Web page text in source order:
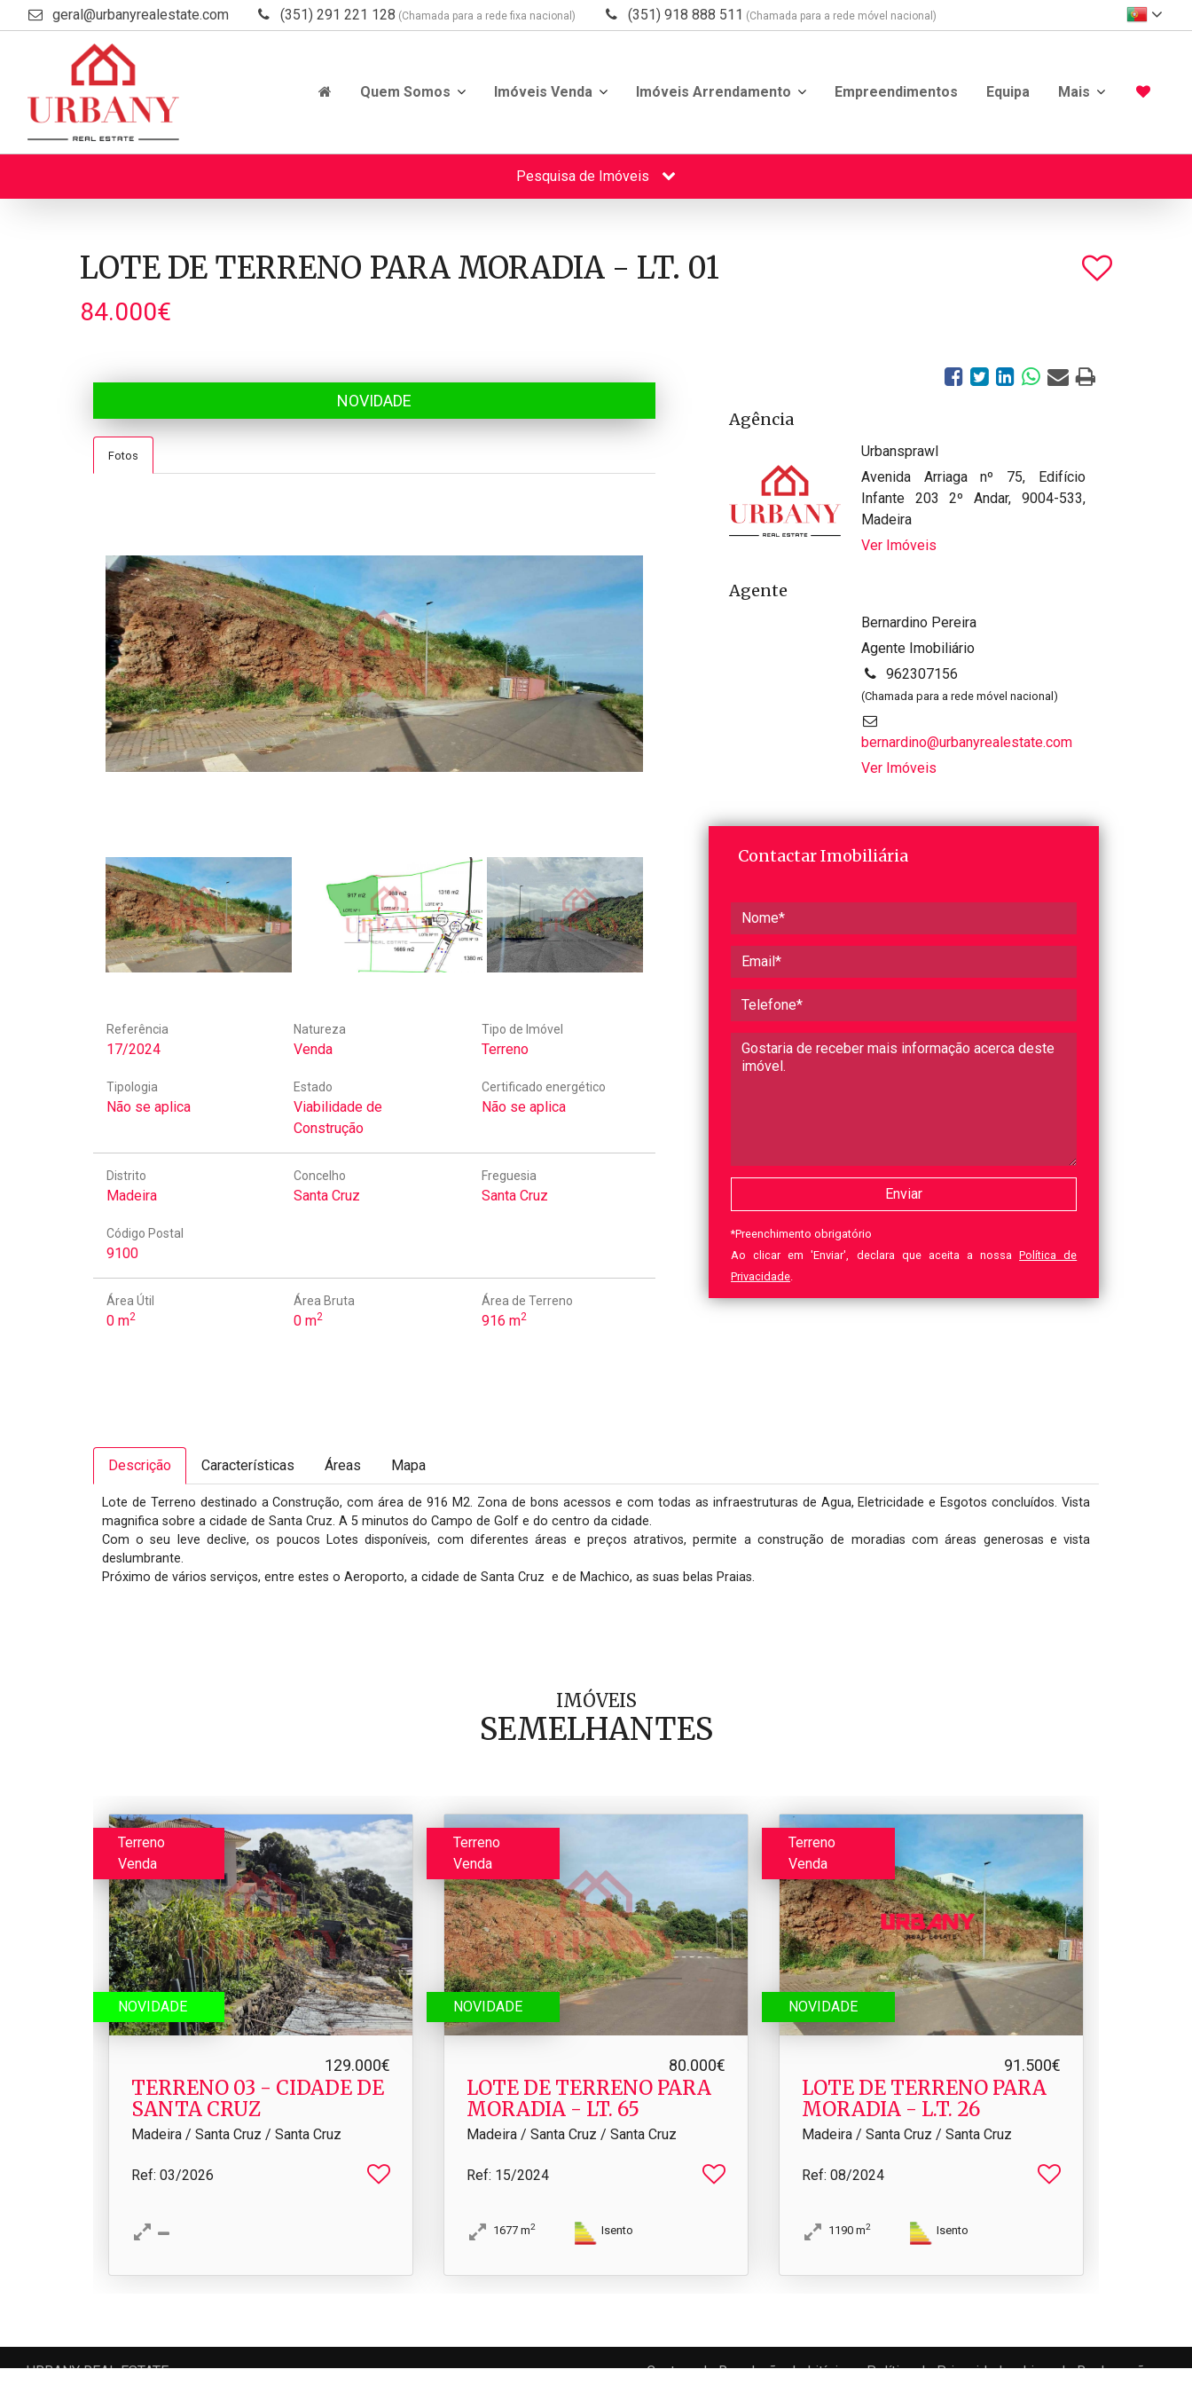
geral@urbanyrealestate.com (351) 291 221 128 (Chamada para a rede fixa nacional) (351) 918 888 511 (Chamada para a rede móvel nacional)
Quem Somos Imóveis Venda Imóveis Arrendamento Empreendimentos Equipa Mais
Pesquisa de Imóveis
LOTE DE TERRENO PARA MORADIA - LT. 01
84.000€
NOVIDADE
Fotos
Referência
17/2024
Natureza
Venda
Tipo de Imóvel
Terreno
Tipologia
Não se aplica
Estado
Viabilidade de
Construção
Certificado energético
Não se aplica
Distrito
Madeira
Concelho
Santa Cruz
Freguesia
Santa Cruz
Código Postal
9100
Área Útil
0 m2
Área Bruta
0 m2
Área de Terreno
916 m2
Agência
Urbansprawl
Avenida Arriaga nº 75, Edifício
Infante 203 2º Andar, 9004-533,
Madeira
Ver Imóveis
Agente
Bernardino Pereira
Agente Imobiliário
962307156
(Chamada para a rede móvel nacional)
bernardino@urbanyrealestate.com
Ver Imóveis
Contactar Imobiliária
*Preenchimento obrigatório
Ao clicar em 'Enviar', declara que aceita a nossaPolítica de
Privacidade.
Descrição Características Áreas Mapa
Lote de Terreno destinado a Construção, com área de 916 M2. Zona de bons acessos e com todas as infraestruturas de Agua, Eletricidade e Esgotos concluídos. Vista
magnifica sobre a cidade de Santa Cruz. A 5 minutos do Campo de Golf e do centro da cidade.
Com o seu leve declive, os poucos Lotes disponíveis, com diferentes áreas e preços atrativos, permite a construção de moradias com áreas generosas e vista
deslumbrante.
Próximo de vários serviços, entre estes o Aeroporto, a cidade de Santa Cruz  e de Machico, as suas belas Praias.
IMÓVEIS
SEMELHANTES
Terreno
Venda
NOVIDADE
129.000€
TERRENO 03 - CIDADE DE
SANTA CRUZ
Madeira / Santa Cruz / Santa Cruz
Ref: 03/2026
Terreno
Venda
NOVIDADE
80.000€
LOTE DE TERRENO PARA
MORADIA - LT.​ 65
Madeira / Santa Cruz / Santa Cruz
Ref: 15/2024
1677 m2 Isento
Terreno
Venda
NOVIDADE
91.500€
LOTE DE TERRENO PARA
MORADIA - L.​T. 26
Madeira / Santa Cruz / Santa Cruz
Ref: 08/2024
1190m2 Isento
URBANY REAL ESTATE
Centros de Resolução de Litígios Política de Privacidade Livro de Reclamações